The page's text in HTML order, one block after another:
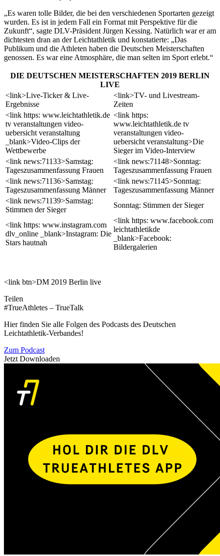
„Es waren tolle Bilder, die bei den verschiedenen Sportarten gezeigt
wurden. Es ist in jedem Fall ein Format mit Perspektive für die
Zukunft“, sagte DLV-Präsident Jürgen Kessing. Natürlich war er am
dichtesten dran an der Leichtathletik und konstatierte: „Das
Publikum und die Athleten haben die Deutschen Meisterschaften
genossen. Es war eine Atmosphäre, die man selten im Sport erlebt.“
DIE DEUTSCHEN MEISTERSCHAFTEN 2019 BERLIN
LIVE
<link>Live-Ticker & Live-
Ergebnisse
<link>TV- und Livestream-
Zeiten
<link https: www.leichtathletik.de
tv veranstaltungen video-
uebersicht veranstaltung
_blank>Video-Clips der
Wettbewerbe
<link https:
www.leichtathletik.de tv
veranstaltungen video-
uebersicht veranstaltung>Die
Sieger im Video-Interview
<link news:71133>Samstag:
Tageszusammenfassung Frauen
<link news:71148>Sonntag:
Tageszusammenfassung Frauen
<link news:71136>Samstag:
Tageszusammenfassung Männer
<link news:71145>Sonntag:
Tageszusammenfassung Männer
<link news:71139>Samstag:
Stimmen der Sieger
Sonntag: Stimmen der Sieger
<link https: www.instagram.com
dlv_online _blank>Instagram: Die
Stars hautnah
<link https: www.facebook.com
leichtathletikde
_blank>Facebook:
Bildergalerien
<link btn>DM 2019 Berlin live
Teilen
#TrueAthletes – TrueTalk
Hier finden Sie alle Folgen des Podcasts des Deutschen
Leichtathletik-Verbandes!
Zum Podcast
Jetzt Downloaden